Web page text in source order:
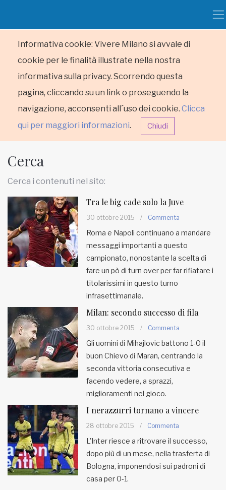
Informativa cookie: Vivere Milano si avvale di
cookie per le finalità illustrate nella nostra
informativa sulla privacy. Scorrendo questa
pagina, cliccando su un link o proseguendo la
navigazione, acconsenti all´uso dei cookie. Clicca
qui per maggiori informazioni. Chiudi
HOME
RUBRICHE
MUNICIPI
Inviateci le vostre segnalazioni
www.viveremilano.info
Fondato e diretto da Enzo De
Bernardis
EDB edizioni - Via Brivio angolo C.
Imbonati, 89 20159 Milano (Italia)
Informativa sulla privacy
Cerca
Cerca i contenuti nel sito:
Tra le big cade solo la Juve
30 ottobre 2015 / Commenta
Roma e Napoli continuano a mandare
messaggi importanti a questo
campionato, nonostante la scelta di
fare un pò di turn over per far rifiatare i
titolarissimi in questo turno
infrasettimanale.
Milan: secondo successo di fila
30 ottobre 2015 / Commenta
Gli uomini di Mihajlovic battono 1-0 il
buon Chievo di Maran, centrando la
seconda vittoria consecutiva e
facendo vedere, a sprazzi,
miglioramenti nel gioco.
I nerazzurri tornano a vincere
28 ottobre 2015 / Commenta
L'Inter riesce a ritrovare il successo,
dopo più di un mese, nella trasferta di
Bologna, imponendosi sui padroni di
casa per 0-1.